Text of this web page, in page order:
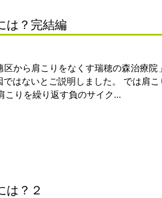
は？完結編
区から肩こりをなくす瑞穂の森治療
ではないとご説明しました。 では肩
りを繰り返す負のサイク...
は？２